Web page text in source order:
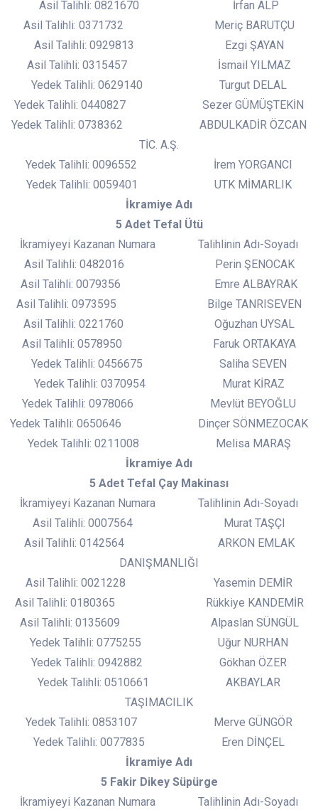
Asil Talihli: 0821670 İrfan ALP
Asil Talihli: 0371732 Meriç BARUTÇU
Asil Talihli: 0929813 Ezgi ŞAYAN
Asil Talihli: 0315457 İsmail YILMAZ
Yedek Talihli: 0629140 Turgut DELAL
Yedek Talihli: 0440827 Sezer GÜMÜŞTEKİN
Yedek Talihli: 0738362 ABDULKADİR ÖZCAN
TİC. A.Ş.
Yedek Talihli: 0096552 İrem YORGANCI
Yedek Talihli: 0059401 UTK MİMARLIK
İkramiye Adı
5 Adet Tefal Ütü
İkramiyeyi Kazanan Numara Talihlinin Adı-Soyadı
Asil Talihli: 0482016 Perin ŞENOCAK
Asil Talihli: 0079356 Emre ALBAYRAK
Asil Talihli: 0973595 Bilge TANRISEVEN
Asil Talihli: 0221760 Oğuzhan UYSAL
Asil Talihli: 0578950 Faruk ORTAKAYA
Yedek Talihli: 0456675 Saliha SEVEN
Yedek Talihli: 0370954 Murat KİRAZ
Yedek Talihli: 0978066 Mevlüt BEYOĞLU
Yedek Talihli: 0650646 Dinçer SÖNMEZOCAK
Yedek Talihli: 0211008 Melisa MARAŞ
İkramiye Adı
5 Adet Tefal Çay Makinası
İkramiyeyi Kazanan Numara Talihlinin Adı-Soyadı
Asil Talihli: 0007564 Murat TAŞÇI
Asil Talihli: 0142564 ARKON EMLAK
DANIŞMANLIĞI
Asil Talihli: 0021228 Yasemin DEMİR
Asil Talihli: 0180365 Rükkiye KANDEMİR
Asil Talihli: 0135609 Alpaslan SÜNGÜL
Yedek Talihli: 0775255 Uğur NURHAN
Yedek Talihli: 0942882 Gökhan ÖZER
Yedek Talihli: 0510661 AKBAYLAR
TAŞIMACILIK
Yedek Talihli: 0853107 Merve GÜNGÖR
Yedek Talihli: 0077835 Eren DİNÇEL
İkramiye Adı
5 Fakir Dikey Süpürge
İkramiyeyi Kazanan Numara Talihlinin Adı-Soyadı